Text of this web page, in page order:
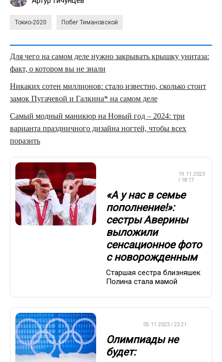
Токио-2020 Побег Тимановской
Для чего на самом деле нужно закрывать крышку унитаза:
факт, о котором вы не знали
Никаких сотен миллионов: стало известно, сколько стоит
замок Пугачевой и Галкина* на самом деле
Самый модный маникюр на Новый год – 2024: три
варианта праздничного дизайна ногтей, чтобы всех
поразить
19.11.2023
/ 18:17
«А у нас в семье
пополнение!»:
сестры Аверины
выложили
сенсационное фото
с новорожденным
Старшая сестра близняшек
Полина стала мамой
05.11.2023 / 23:21
Олимпиады не
будет: